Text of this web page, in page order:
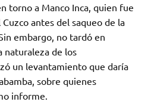
torno a Manco Inca, quien fue
antes del saqueo de la
embargo, no tardó en
naturaleza de los
un levantamiento que daría
sobre quienes
informe.